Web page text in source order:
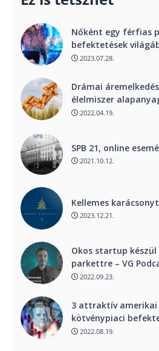
Nőként egy férfias
befektetések
2023.07.28.
Drámai
élelmiszer
2022.04.19.
SPB 21, online
2021.10.12.
Kellemes
2023.12.21.
Okos startup
parkettre – VG
2022.09.23.
3 attraktív amerikai
kötvénypiaci
2022.08.19.